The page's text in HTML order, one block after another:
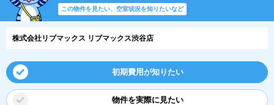
この物件を見たい、空室状況を知りたいなど
株式会社リブマックス リブマックス渋谷店
初期費用が知りたい
物件を実際に見たい